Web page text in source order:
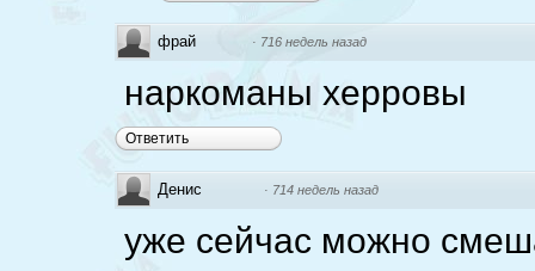
фрай · 716 недель назад
наркоманы херровы
Ответить
Денис · 714 недель назад
уже сейчас можно